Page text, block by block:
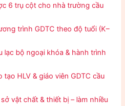
6 trụ cột cho nhà trường cầu
trình GDTC theo độ tuổi (K–
lạc bộ ngoại khóa & hành trình
tạo HLV & giáo viên GDTC cầu
vật chất & thiết bị – làm nhiều